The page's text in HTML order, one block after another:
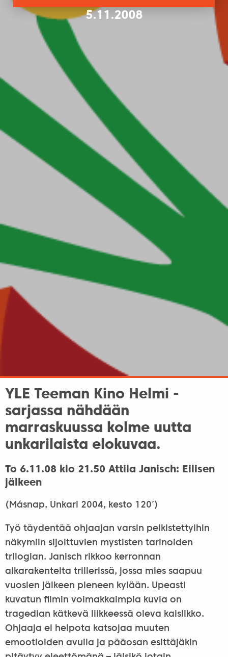
5.11.2008
YLE Teeman Kino Helmi -
sarjassa nähdään
marraskuussa kolme uutta
unkarilaista elokuvaa.
To 6.11.08 klo 21.50 Attila Janisch: Eilisen
jälkeen
(Másnap, Unkari 2004, kesto 120′)
Työ täydentää ohjaajan varsin pelkistettyihin
näkymiin sijoittuvien mystisten tarinoiden
trilogian. Janisch rikkoo kerronnan
aikarakenteita trillerissä, jossa mies saapuu
vuosien jälkeen pieneen kylään. Upeasti
kuvatun filmin voimakkaimpia kuvia on
tragedian kätkevä liikkeessä oleva kaislikko.
Ohjaaja ei helpota katsojaa muuten
emootioiden avulla ja pääosan esittäjäkin